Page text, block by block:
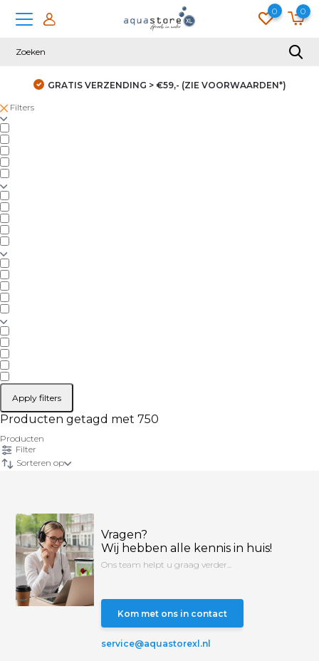
0 0
GRATIS VERZENDING > €59,- (ZIE VOORWAARDEN*)
Filters
Apply filters
Producten getagd met 750
Producten
Filter
Sorteren op
Vragen?
Wij hebben alle kennis in huis!
Ons team helpt u graag verder...
Kom met ons in contact
service@aquastorexl.nl